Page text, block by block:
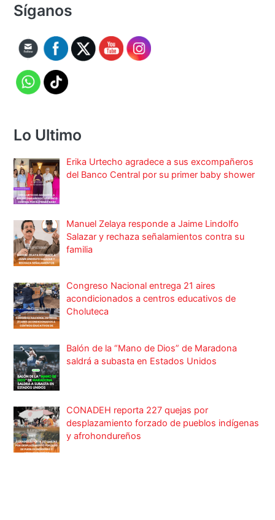
Síganos
Lo Ultimo
Erika Urtecho agradece a sus excompañeros
del Banco Central por su primer baby shower
Manuel Zelaya responde a Jaime Lindolfo
Salazar y rechaza señalamientos contra su
familia
Congreso Nacional entrega 21 aires
acondicionados a centros educativos de
Choluteca
Balón de la “Mano de Dios” de Maradona
saldrá a subasta en Estados Unidos
CONADEH reporta 227 quejas por
desplazamiento forzado de pueblos indígenas
y afrohondureños